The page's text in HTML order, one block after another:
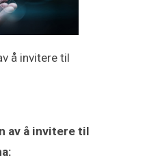
å invitere til
av å invitere til